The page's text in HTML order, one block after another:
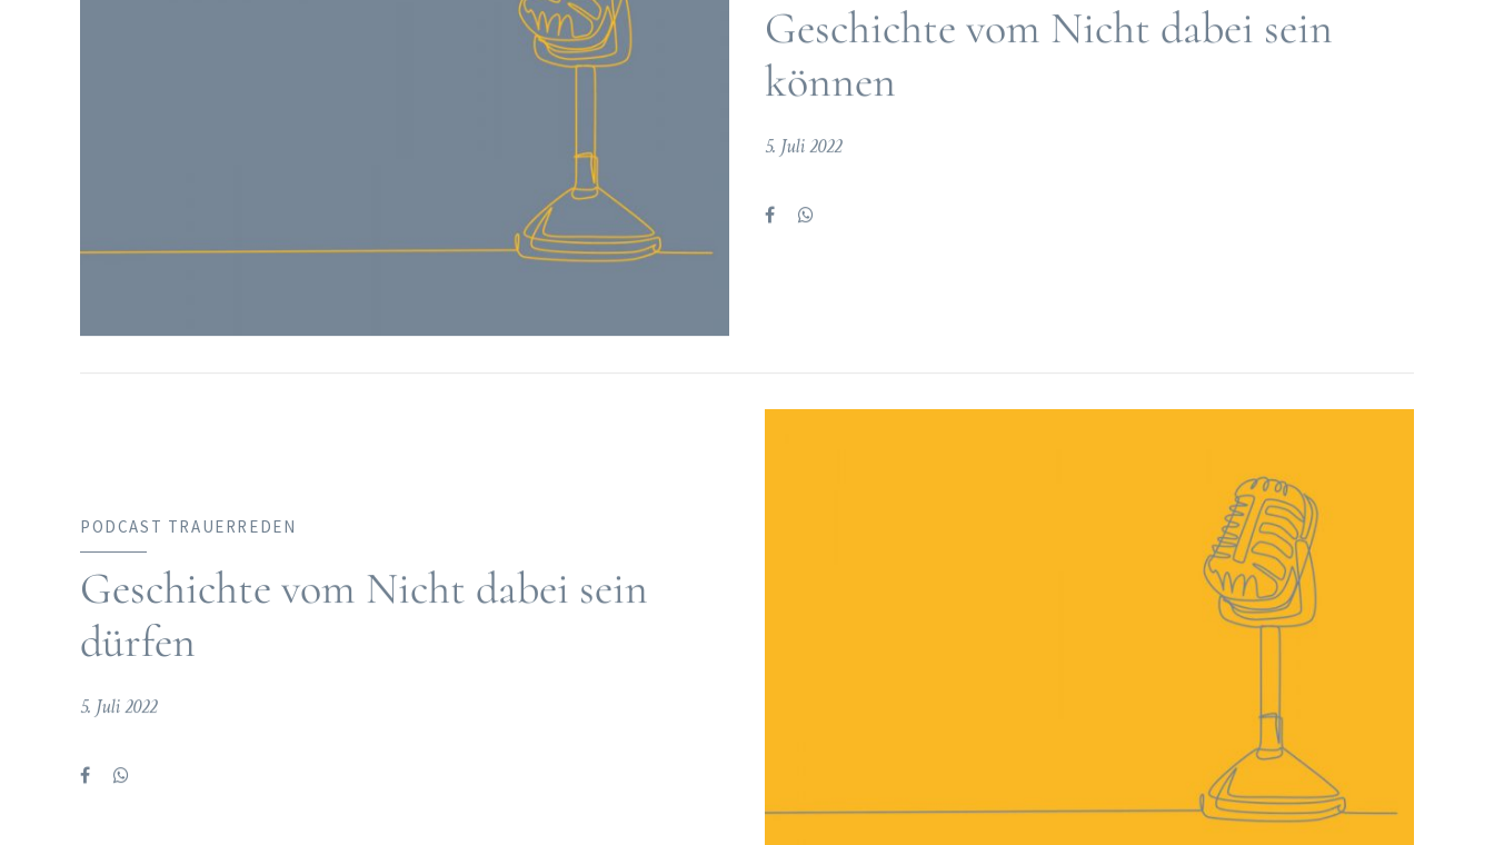
Geschichte vom Nicht dabei sein
können
5. Juli 2022
PODCAST TRAUERREDEN
Geschichte vom Nicht dabei sein
dürfen
5. Juli 2022